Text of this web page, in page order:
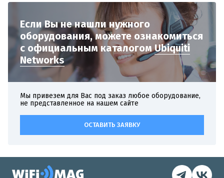
Если Вы не нашли нужного
оборудования,можете ознакомиться
с официальнымкаталогомUbiquiti
Networks
Мы привезем для Вас под заказ любое оборудование,
не представленное на нашем сайте
ОСТАВИТЬ ЗАЯВКУ